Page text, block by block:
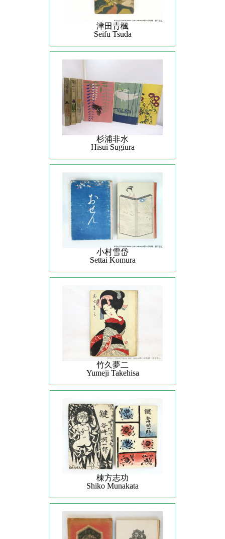
津田青楓
Seifu Tsuda
杉浦非水
Hisui Sugiura
小村雪岱
Settai Komura
竹久夢二
Yumeji Takehisa
棟方志功
Shiko Munakata